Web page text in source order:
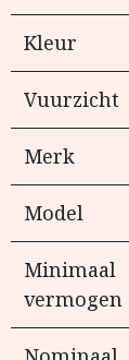
Kleur
Vuurzicht
Merk
Model
Minimaal
vermogen